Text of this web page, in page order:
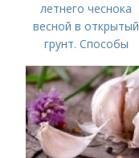
летнего чеснока
весной в открытый
грунт. Способы